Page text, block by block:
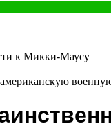
к Микки-Маусу